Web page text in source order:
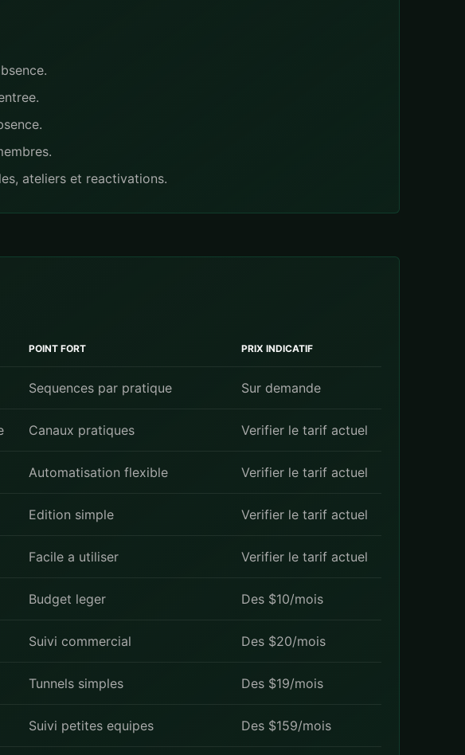
ateliers et reactivations.
POINT FORT PRIX INDICATIF
Sequences par pratique Sur demande
Canaux pratiques Verifier le tarif actuel
Automatisation flexible Verifier le tarif actuel
Edition simple Verifier le tarif actuel
Facile a utiliser Verifier le tarif actuel
Budget leger Des $10/mois
Suivi commercial Des $20/mois
Tunnels simples Des $19/mois
Suivi petites equipes Des $159/mois